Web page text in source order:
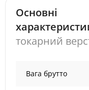
Основні
токарний
Вага брутто